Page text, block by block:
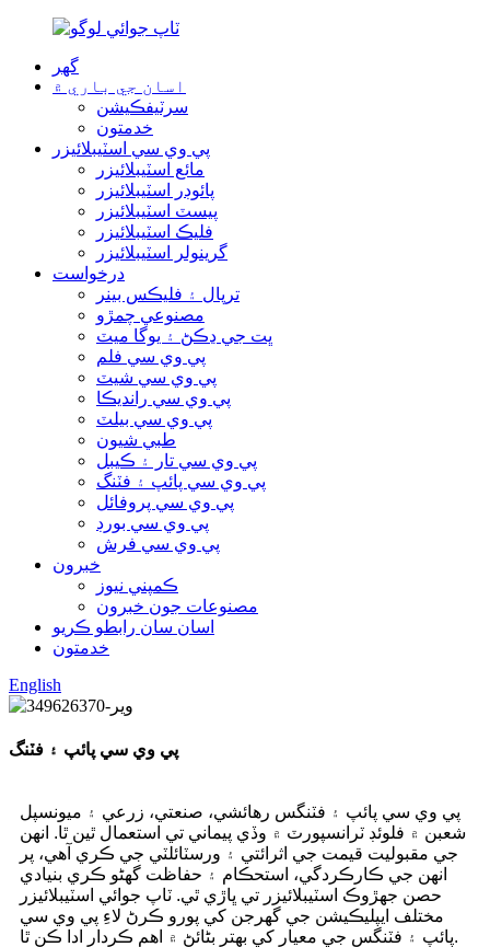
گھر
اسان جي باري ۾
سرٽيفڪيشن
خدمتون
پي وي سي اسٽيبلائيزر
مائع اسٽيبلائيزر
پائوڊر اسٽيبلائيزر
پيسٽ اسٽيبلائيزر
فليڪ اسٽيبلائيزر
گرينولر اسٽيبلائيزر
درخواست
ترپال ۽ فليڪس بينر
مصنوعي چمڙو
ڀت جي ڍڪڻ ۽ يوگا ميٽ
پي وي سي فلم
پي وي سي شيٽ
پي وي سي رانديڪا
پي وي سي بيلٽ
طبي شيون
پي وي سي تار ۽ ڪيبل
پي وي سي پائپ ۽ فٽنگ
پي وي سي پروفائل
پي وي سي بورڊ
پي وي سي فرش
خبرون
ڪمپني نيوز
مصنوعات جون خبرون
اسان سان رابطو ڪريو
خدمتون
English
پي وي سي پائپ ۽ فٽنگ
پي وي سي پائپ ۽ فٽنگس رهائشي، صنعتي، زرعي ۽ ميونسپل
شعبن ۾ فلوئڊ ٽرانسپورٽ ۾ وڏي پيماني تي استعمال ٿين ٿا. انهن
جي مقبوليت قيمت جي اثرائتي ۽ ورسٽائلٽي جي ڪري آهي، پر
انهن جي ڪارڪردگي، استحڪام ۽ حفاظت گهڻو ڪري بنيادي
حصن جهڙوڪ اسٽيبلائيزر تي ڀاڙي ٿي. ٽاپ جوائي اسٽيبلائيزر
مختلف ايپليڪيشن جي گهرجن کي پورو ڪرڻ لاءِ پي وي سي
پائپ ۽ فٽنگس جي معيار کي بهتر بڻائڻ ۾ اهم ڪردار ادا ڪن ٿا.